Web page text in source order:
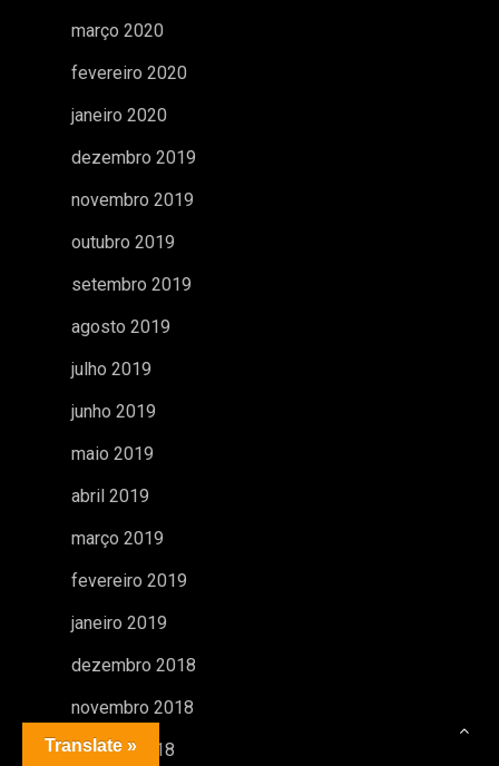
março 2020
fevereiro 2020
janeiro 2020
dezembro 2019
novembro 2019
outubro 2019
setembro 2019
agosto 2019
julho 2019
junho 2019
maio 2019
abril 2019
março 2019
fevereiro 2019
janeiro 2019
dezembro 2018
novembro 2018
outubro 2018
Translate »